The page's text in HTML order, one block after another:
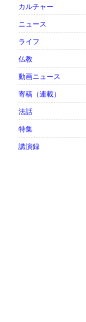
カルチャー
ニュース
ライフ
仏教
動画ニュース
寄稿（連載）
法話
特集
講演録